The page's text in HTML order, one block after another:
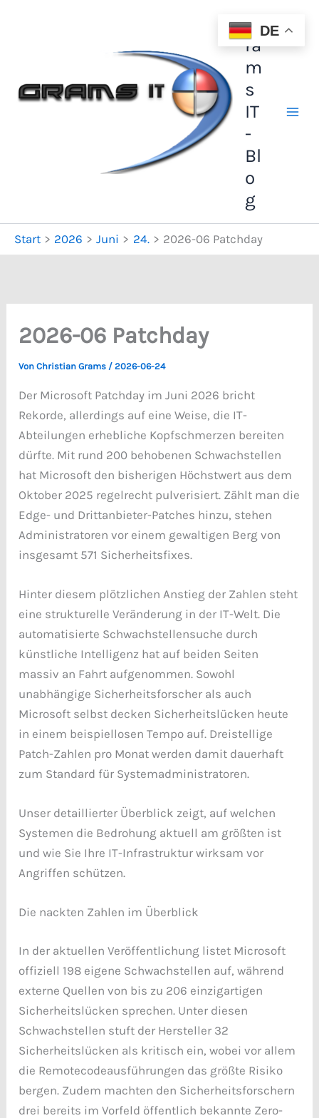
G
ra
m
s
IT
-
Bl
o
g
Start 2026 Juni 24. 2026-06 Patchday
2026-06 Patchday
VonChristian Grams /2026-06-24
Der Microsoft Patchday im Juni 2026 bricht
Rekorde, allerdings auf eine Weise, die IT-
Abteilungen erhebliche Kopfschmerzen bereiten
dürfte. Mit rund 200 behobenen Schwachstellen
hat Microsoft den bisherigen Höchstwert aus dem
Oktober 2025 regelrecht pulverisiert. Zählt man die
Edge- und Drittanbieter-Patches hinzu, stehen
Administratoren vor einem gewaltigen Berg von
insgesamt 571 Sicherheitsfixes.
Hinter diesem plötzlichen Anstieg der Zahlen steht
eine strukturelle Veränderung in der IT-Welt. Die
automatisierte Schwachstellensuche durch
künstliche Intelligenz hat auf beiden Seiten
massiv an Fahrt aufgenommen. Sowohl
unabhängige Sicherheitsforscher als auch
Microsoft selbst decken Sicherheitslücken heute
in einem beispiellosen Tempo auf. Dreistellige
Patch-Zahlen pro Monat werden damit dauerhaft
zum Standard für Systemadministratoren.
Unser detaillierter Überblick zeigt, auf welchen
Systemen die Bedrohung aktuell am größten ist
und wie Sie Ihre IT-Infrastruktur wirksam vor
Angriffen schützen.
Die nackten Zahlen im Überblick
In der aktuellen Veröffentlichung listet Microsoft
offiziell 198 eigene Schwachstellen auf, während
externe Quellen von bis zu 206 einzigartigen
Sicherheitslücken sprechen. Unter diesen
Schwachstellen stuft der Hersteller 32
Sicherheitslücken als kritisch ein, wobei vor allem
die Remotecodeausführungen das größte Risiko
bergen. Zudem machten den Sicherheitsforschern
drei bereits im Vorfeld öffentlich bekannte Zero-
DE